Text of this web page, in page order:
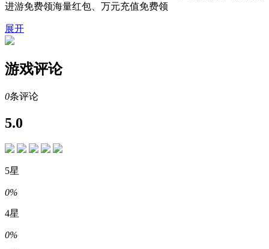
进游免费领海量红包、万元充值免费领
展开
游戏评论
0条评论
5.0
5星
0%
4星
0%